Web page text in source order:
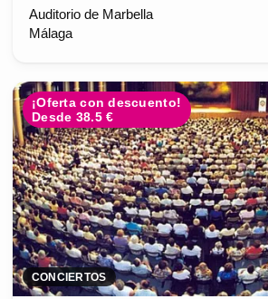
Auditorio de Marbella
Málaga
¡Oferta con descuento!
Desde 38.5 €
CONCIERTOS